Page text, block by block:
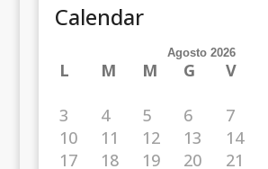
Calendar
Agosto 2026
L M M G V
3
4 5 6 7
10
11 12 13 14
17
18 19 20 21